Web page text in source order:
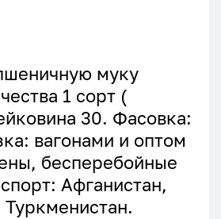
муку
1 сорт (
30. Фасовка:
вагонами и оптом
бесперебойные
Афганистан,